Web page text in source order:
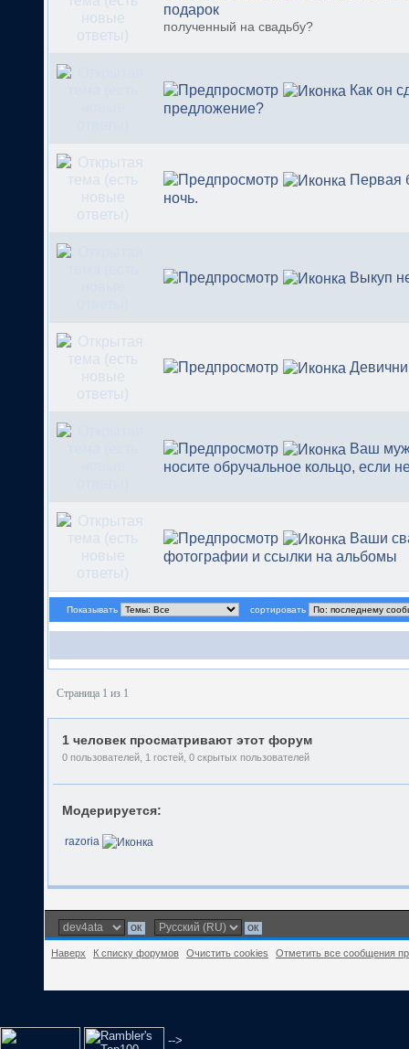
подарок
полученный на свадьбу?
Как он
предложение?
Первая
ночь.
Выкуп
Ваш
носите обручальное кольцо, если
Ваши
фотографии и ссылки на альбомы
Показывать сортировать
Страница 1 из 1
1 человек просматривают этот форум
0 пользователей, 1 гостей, 0 скрытых пользователей
Модерируется:
razoria
Наверх К списку форумов Очистить cookies Отметить все сообщения
-->